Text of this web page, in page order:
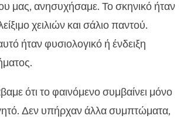
σαλιώνει όταν τρώει
από οδοντιατρικά θέματα μέχρι
κτηνίατρο και τι εξετάσεις
προσαρμογές που έκαναν τη
μας, ανησυχήσαμε. Το σκηνικό ήταν
χειλιών και σάλιο παντού.
ήταν φυσιολογικό ή ένδειξη
ότι το φαινόμενο συμβαίνει μόνο
Δεν υπήρχαν άλλα συμπτώματα,